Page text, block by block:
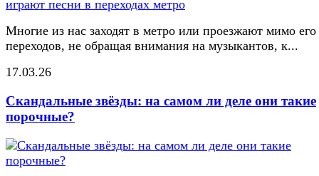
Многие из нас заходят в метро или проезжают мимо его
переходов, не обращая внимания на музыкантов, к...
17.03.26
Скандальные звёзды: на самом ли деле они такие
порочные?